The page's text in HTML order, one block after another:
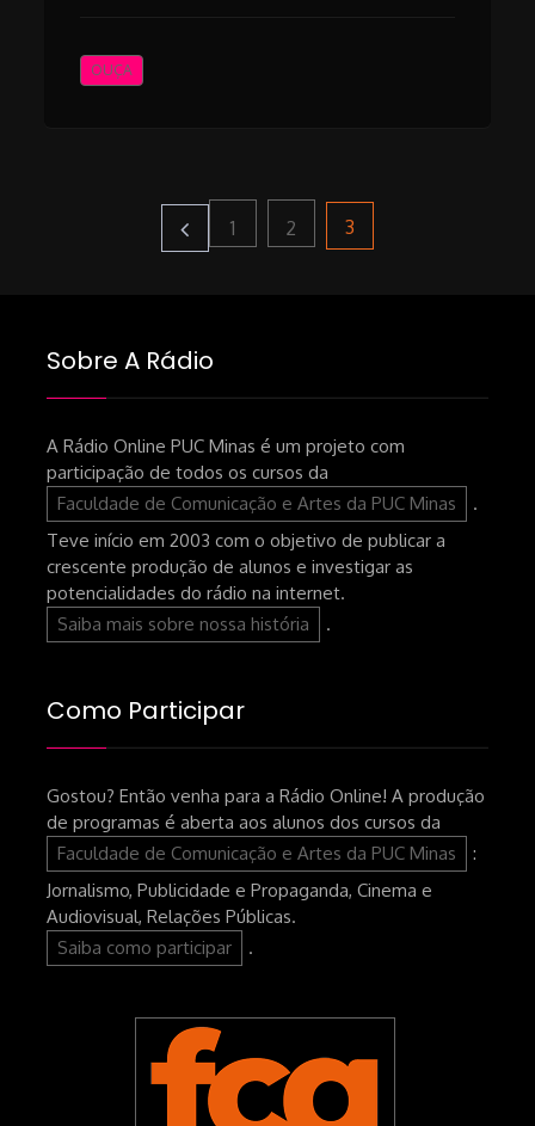
OUÇA
Paginação
de
posts
Page
1 Page
2 Page
3
Sobre A Rádio
A Rádio Online PUC Minas é um projeto com
participação de todos os cursos da
Faculdade de Comunicação e Artes da PUC Minas
.
Teve início em 2003 com o objetivo de publicar a
crescente produção de alunos e investigar as
potencialidades do rádio na internet.
Saiba mais sobre nossa história
.
Como Participar
Gostou? Então venha para a Rádio Online! A produção
de programas é aberta aos alunos dos cursos da
Faculdade de Comunicação e Artes da PUC Minas
:
Jornalismo, Publicidade e Propaganda, Cinema e
Audiovisual, Relações Públicas.
Saiba como participar
.